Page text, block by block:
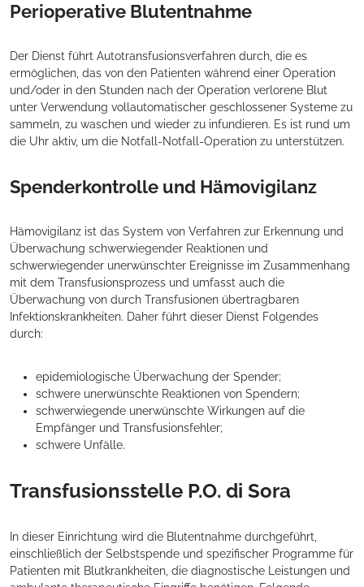
Perioperative Blutentnahme
Der Dienst führt Autotransfusionsverfahren durch, die es
ermöglichen, das von den Patienten während einer Operation
und/oder in den Stunden nach der Operation verlorene Blut
unter Verwendung vollautomatischer geschlossener Systeme zu
sammeln, zu waschen und wieder zu infundieren. Es ist rund um
die Uhr aktiv, um die Notfall-Notfall-Operation zu unterstützen.
Spenderkontrolle und Hämovigilanz
Hämovigilanz ist das System von Verfahren zur Erkennung und
Überwachung schwerwiegender Reaktionen und
schwerwiegender unerwünschter Ereignisse im Zusammenhang
mit dem Transfusionsprozess und umfasst auch die
Überwachung von durch Transfusionen übertragbaren
Infektionskrankheiten. Daher führt dieser Dienst Folgendes
durch:
epidemiologische Überwachung der Spender;
schwere unerwünschte Reaktionen von Spendern;
schwerwiegende unerwünschte Wirkungen auf die
Empfänger und Transfusionsfehler;
schwere Unfälle.
Transfusionsstelle P.O. di Sora
In dieser Einrichtung wird die Blutentnahme durchgeführt,
einschließlich der Selbstspende und spezifischer Programme für
Patienten mit Blutkrankheiten, die diagnostische Leistungen und